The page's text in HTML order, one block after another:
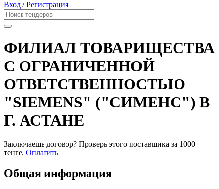
Вход /Регистрация
ФИЛИАЛ ТОВАРИЩЕСТВА
С ОГРАНИЧЕННОЙ
ОТВЕТСТВЕННОСТЬЮ
"SIEMENS" ("СИМЕНС") В
Г. АСТАНЕ
Заключаешь договор? Проверь этого поставщика за 1000
тенге. Оплатить
Общая информация